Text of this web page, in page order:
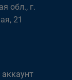
обл., г.
21